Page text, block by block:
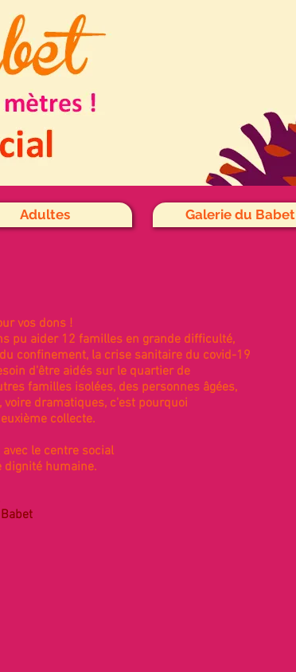
vos dons !
pu aider 12 familles en grande difficulté,
confinement, la crise sanitaire du covid-19
d'être aidés sur le quartier de
familles isolées, des personnes âgées,
dramatiques, c'est pourquoi
collecte.
le centre social
dignité humaine.
Adultes Galerie du Babet